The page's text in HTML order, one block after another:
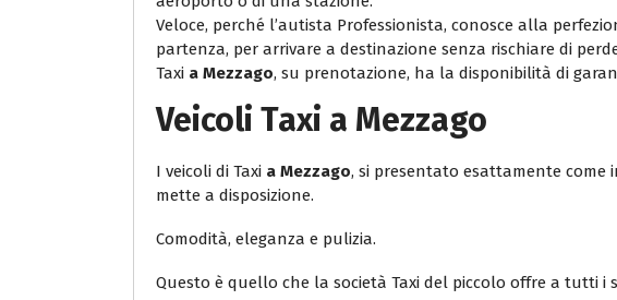
Veloce, perché l’autista Professionista, conosce alla
partenza, per arrivare a destinazione senza rischiare di
Taxi a Mezzago, su prenotazione, ha la disponibilità di
Veicoli Taxi a Mezzago
I veicoli di Taxi a Mezzago, si presentato esattamente come
mette a disposizione.
Comodità, eleganza e pulizia.
Questo è quello che la società Taxi del piccolo offre a tutti i